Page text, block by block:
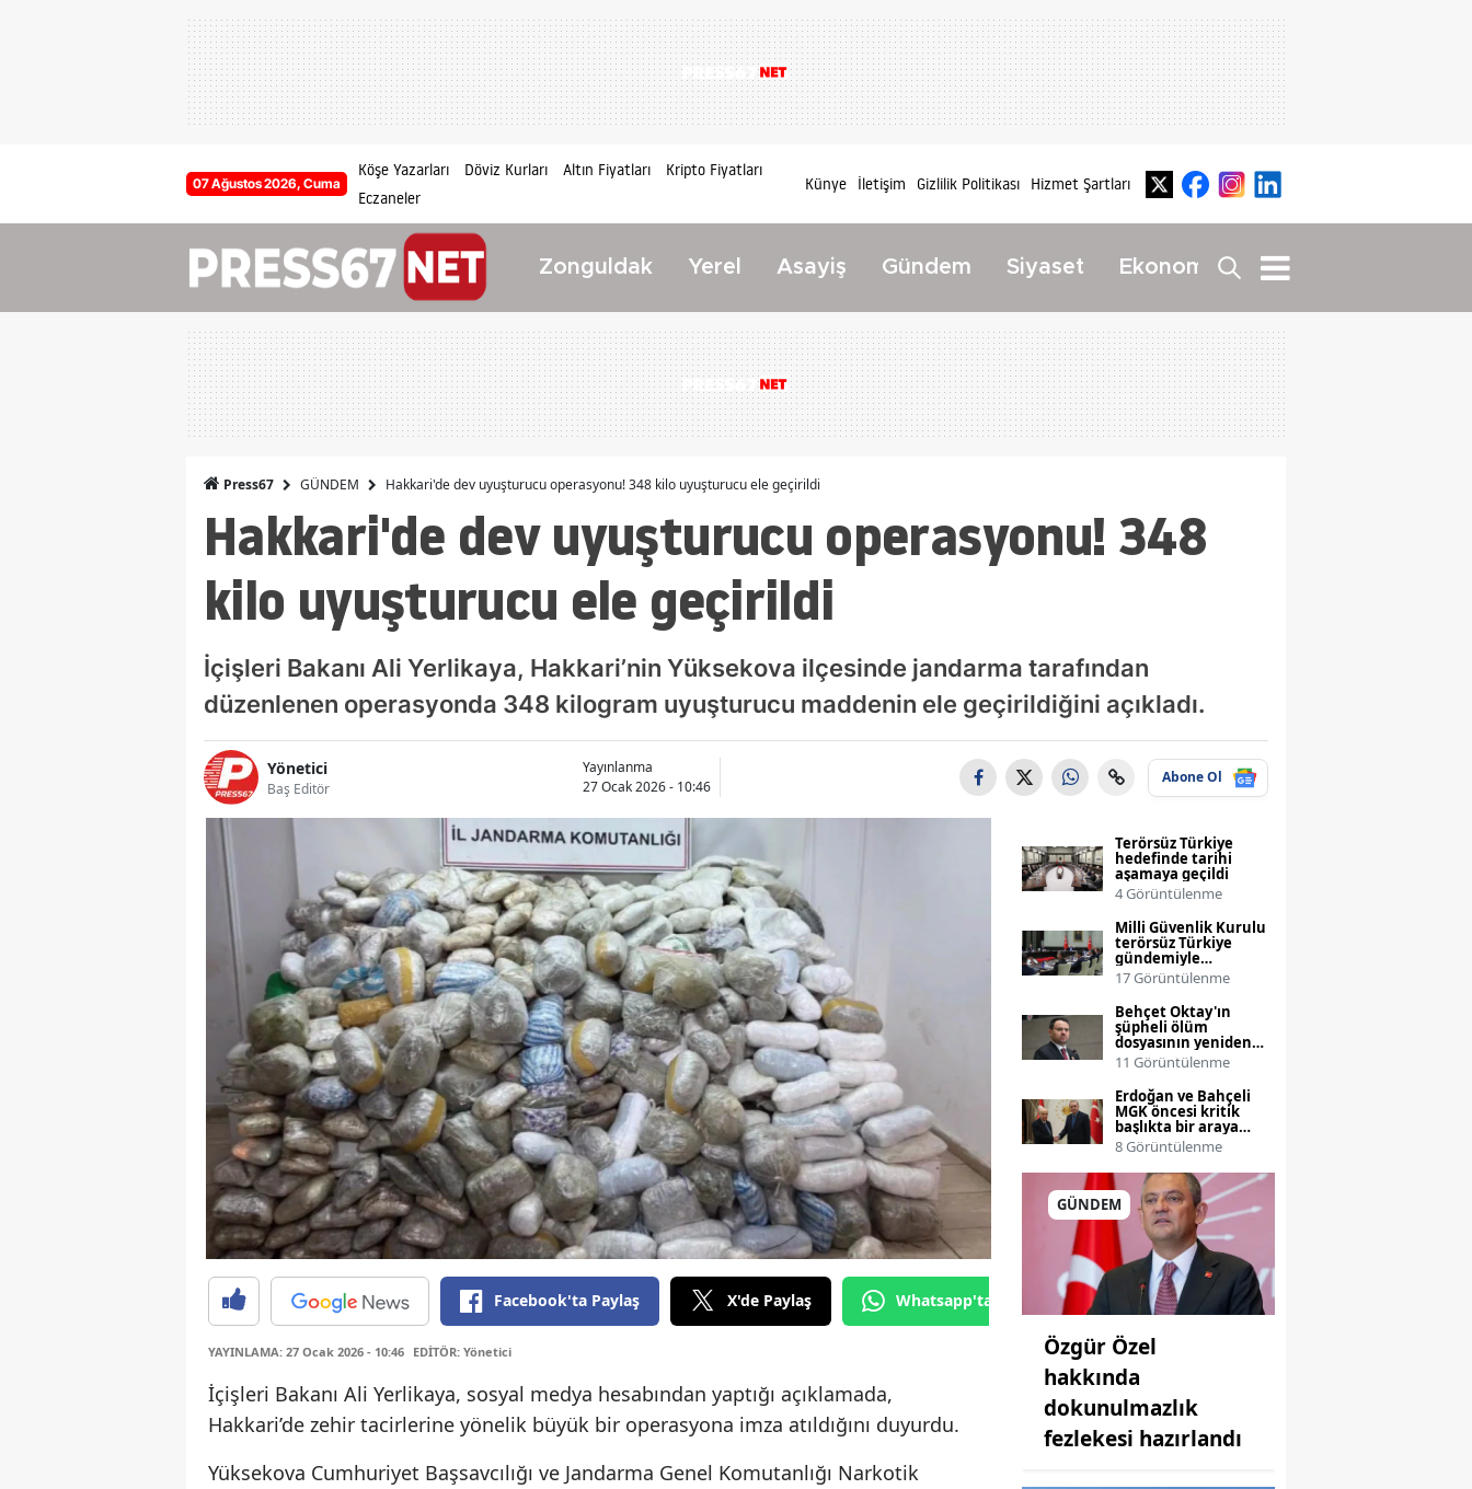
07 Ağustos 2026, Cuma
Köşe Yazarları Döviz Kurları Altın Fiyatları
Kripto Fiyatları
Eczaneler
Künye İletişim Gizlilik Politikası Hizmet Şartları
Zonguldak Yerel Asayiş Gündem Siyaset Ekonomi Yaşam
Press67 GÜNDEM Hakkari'de dev uyuşturucu operasyonu! 348 kilo uyuşturucu ele geçirildi
Hakkari'de dev uyuşturucu operasyonu! 348
kilo uyuşturucu ele geçirildi
İçişleri Bakanı Ali Yerlikaya, Hakkari’nin Yüksekova ilçesinde jandarma tarafından
düzenlenen operasyonda 348 kilogram uyuşturucu maddenin ele geçirildiğini açıkladı.
Yönetici
Baş Editör
Yayınlanma
27 Ocak 2026 - 10:46
Abone Ol
Facebook'ta Paylaş X'de Paylaş Whatsapp'tan Gönder
YAYINLAMA: 27 Ocak 2026 - 10:46 EDİTÖR: Yönetici
İçişleri Bakanı Ali Yerlikaya, sosyal medya hesabından yaptığı açıklamada,
Hakkari’de zehir tacirlerine yönelik büyük bir operasyona imza atıldığını duyurdu.
Yüksekova Cumhuriyet Başsavcılığı ve Jandarma Genel Komutanlığı Narkotik
Terörsüz Türkiye
hedefinde tarihi
aşamaya geçildi
4 Görüntülenme
Milli Güvenlik Kurulu
terörsüz Türkiye
gündemiyle
toplanıyor
17 Görüntülenme
Behçet Oktay'ın
şüpheli ölüm
dosyasının yeniden
incelenmesi talebi
Bakanlığa taşınıyor
11 Görüntülenme
Erdoğan ve Bahçeli
MGK öncesi kritik
başlıkta bir araya
geliyor
8 Görüntülenme
GÜNDEM
Özgür Özel
hakkında
dokunulmazlık
fezlekesi hazırlandı